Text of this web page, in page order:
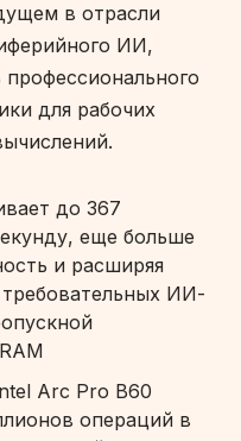
в отрасли
ИИ,
для рабочих
до 367
еще больше
и расширяя
ИИ-
Arc Pro B60
операций в